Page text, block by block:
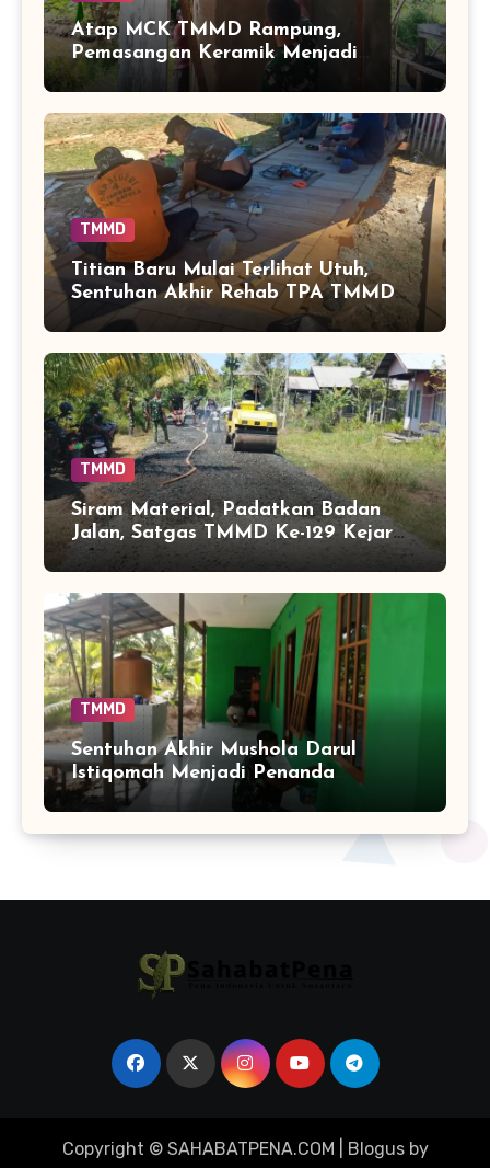
Atap MCK TMMD Rampung,
Pemasangan Keramik Menjadi
Sentuhan Akhir Fasilitas Sanitasi di
Tamban Bangun
TMMD
Titian Baru Mulai Terlihat Utuh,
Sentuhan Akhir Rehab TPA TMMD
Perkuat Akses Warga di Tamban
Bangun
TMMD
Siram Material, Padatkan Badan
Jalan, Satgas TMMD Ke-129 Kejar
Kualitas Akses Desa Tamban
Bangun
TMMD
Sentuhan Akhir Mushola Darul
Istiqomah Menjadi Penanda
Hadirnya Ruang Ibadah yang Lebih
Copyright © SAHABATPENA.COM Blogusby